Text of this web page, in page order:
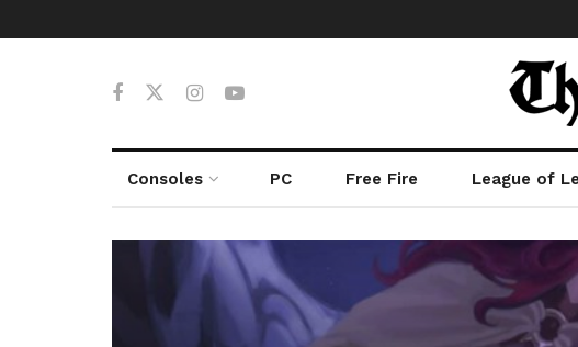
Consoles PC Free Fire League of